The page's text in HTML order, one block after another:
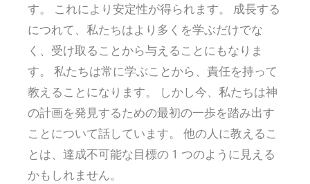
す。 これにより安定性が得られます。 成長する
につれて、私たちはより多くを学ぶだけでな
く、受け取ることから与えることにもなりま
す。 私たちは常に学ぶことから、責任を持って
教えることになります。 しかし今、私たちは神
の計画を発見するための最初の一歩を踏み出す
ことについて話しています。 他の人に教えるこ
とは、達成不可能な目標の 1 つのように見える
かもしれません。